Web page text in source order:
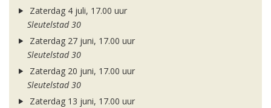
Zaterdag 4 juli, 17.00 uur
Sleutelstad 30
Zaterdag 27 juni, 17.00 uur
Sleutelstad 30
Zaterdag 20 juni, 17.00 uur
Sleutelstad 30
Zaterdag 13 juni, 17.00 uur